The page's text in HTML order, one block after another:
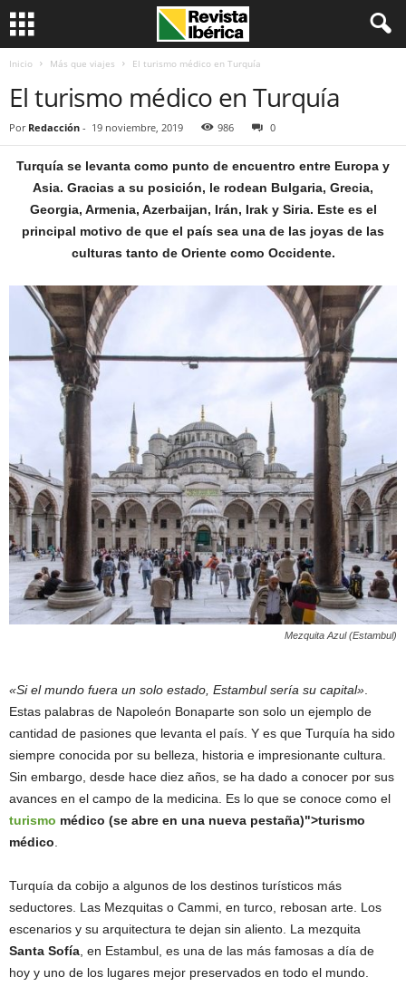
Inicio Más que viajes El turismo médico en Turquía
El turismo médico en Turquía
Por Redacción - 19 noviembre, 2019 986 0
Turquía se levanta como punto de encuentro entre Europa y
Asia. Gracias a su posición, le rodean Bulgaria, Grecia,
Georgia, Armenia, Azerbaijan, Irán, Irak y Siria. Este es el
principal motivo de que el país sea una de las joyas de las
culturas tanto de Oriente como Occidente.
Mezquita Azul (Estambul)
«Si el mundo fuera un solo estado, Estambul sería su capital»
Estas palabras de Napoleón Bonaparte son solo un ejemplo de
cantidad de pasiones que levanta el país. Y es que Turquía ha sido
siempre conocida por su belleza, historia e impresionante cultura.
Sin embargo, desde hace diez años, se ha dado a conocer por sus
avances en el campo de la medicina. Es lo que se conoce como el
turismo médico (se abre en una nueva pestaña)">turismo
médico
Turquía da cobijo a algunos de los destinos turísticos más
seductores. Las Mezquitas o Cammi, en turco, rebosan arte. Los
escenarios y su arquitectura te dejan sin aliento. La mezquita
Santa Sofía , en Estambul, es una de las más famosas a día de
hoy y uno de los lugares mejor preservados en todo el mundo.